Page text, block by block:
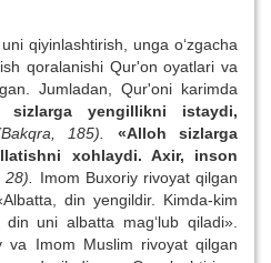
qiyinlashtirish, unga o‘zgacha
qoralanishi Qur'on oyatlari va
Jumladan, Qur'oni karimda
sizlarga yengillikni istaydi,
185).
«Alloh sizlarga
xohlaydi. Axir, inson
Imom Buxoriy rivoyat qilgan
din yengildir. Kimda-kim
din uni albatta mag‘lub qiladi».
va Imom Muslim rivoyat qilgan